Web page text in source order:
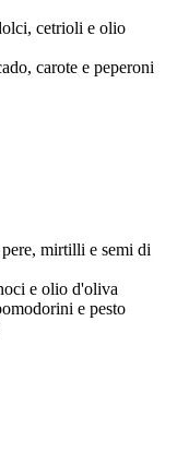
cetrioli e olio
carote e peperoni
mirtilli e semi di
e olio d'oliva
e pesto